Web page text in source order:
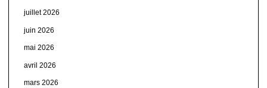
juillet 2026
juin 2026
mai 2026
avril 2026
mars 2026